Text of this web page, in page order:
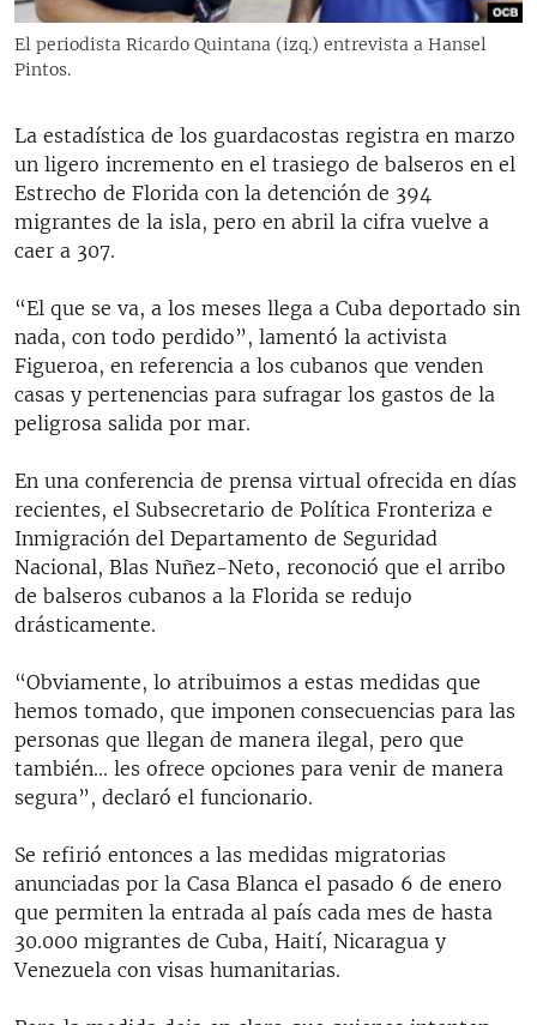
El periodista Ricardo Quintana (izq.) entrevista a Hansel
Pintos.
La estadística de los guardacostas registra en marzo
un ligero incremento en el trasiego de balseros en el
Estrecho de Florida con la detención de 394
migrantes de la isla, pero en abril la cifra vuelve a
caer a 307.
“El que se va, a los meses llega a Cuba deportado sin
nada, con todo perdido”, lamentó la activista
Figueroa, en referencia a los cubanos que venden
casas y pertenencias para sufragar los gastos de la
peligrosa salida por mar.
En una conferencia de prensa virtual ofrecida en días
recientes, el Subsecretario de Política Fronteriza e
Inmigración del Departamento de Seguridad
Nacional, Blas Nuñez-Neto, reconoció que el arribo
de balseros cubanos a la Florida se redujo
drásticamente.
“Obviamente, lo atribuimos a estas medidas que
hemos tomado, que imponen consecuencias para las
personas que llegan de manera ilegal, pero que
también... les ofrece opciones para venir de manera
segura”, declaró el funcionario.
Se refirió entonces a las medidas migratorias
anunciadas por la Casa Blanca el pasado 6 de enero
que permiten la entrada al país cada mes de hasta
30.000 migrantes de Cuba, Haití, Nicaragua y
Venezuela con visas humanitarias.